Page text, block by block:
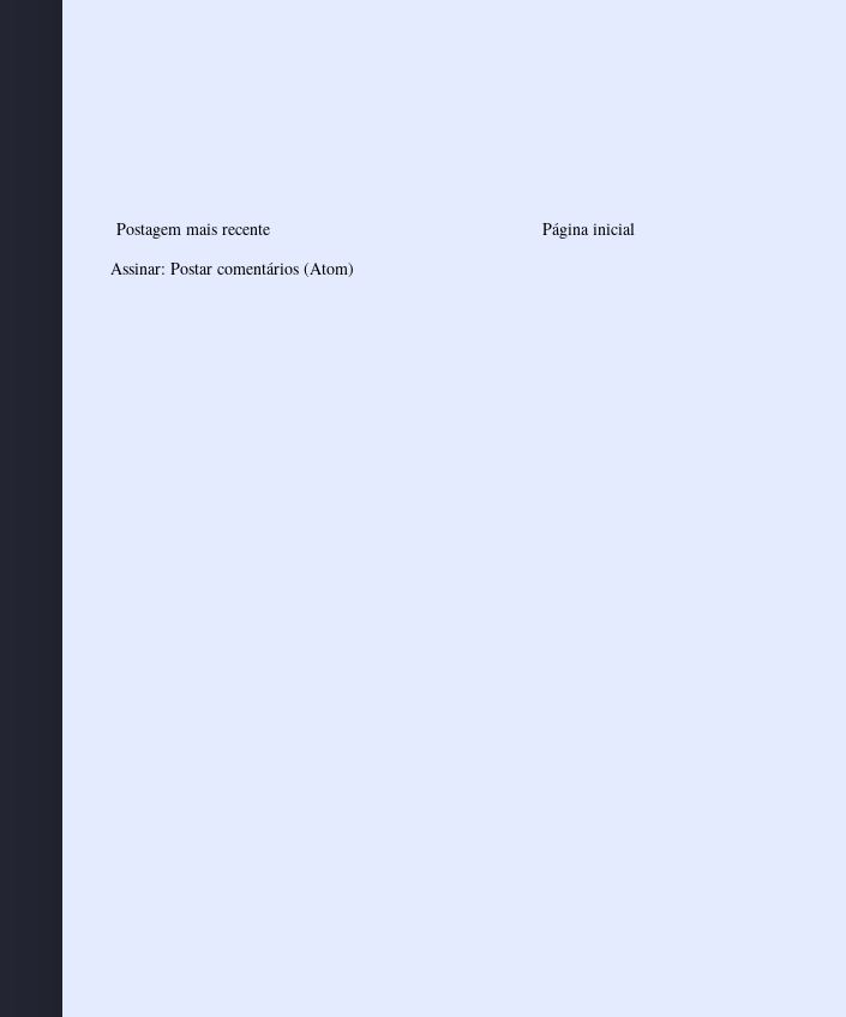
Postagem mais recente
Página inicial
Assinar: Postar comentários (Atom)